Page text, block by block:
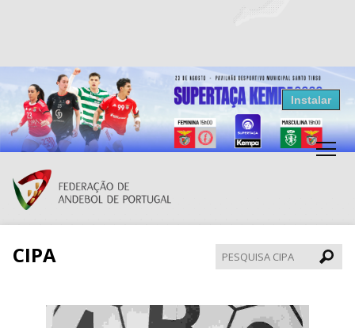
Resultados Andebol
Federação de Andebol de Portugal
Grátis - Disponivel na Play Store
Instalar
CIPA
CIPA